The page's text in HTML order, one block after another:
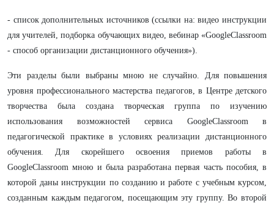
- список дополнительных источников (ссылки на: видео инструкции
для учителей, подборка обучающих видео, вебинар «GoogleClassroom
- способ организации дистанционного обучения»).
Эти разделы были выбраны мною не случайно. Для повышения
уровня профессионального мастерства педагогов, в Центре детского
творчества была создана творческая группа по изучению
использования возможностей сервиса GoogleClassroom в
педагогической практике в условиях реализации дистанционного
обучения. Для скорейшего освоения приемов работы в
GoogleClassroom мною и была разработана первая часть пособия, в
которой даны инструкции по созданию и работе с учебным курсом,
созданным каждым педагогом, посещающим эту группу. Во второй